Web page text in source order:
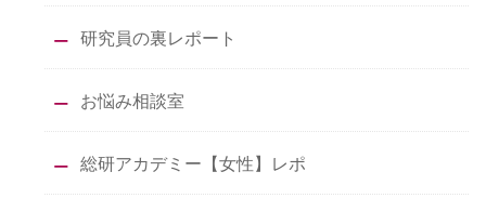
研究員の裏レポート
お悩み相談室
総研アカデミー【女性】レポ